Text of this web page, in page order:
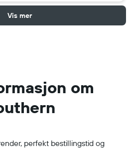
Vis mer
om
perfekt bestillingstid og